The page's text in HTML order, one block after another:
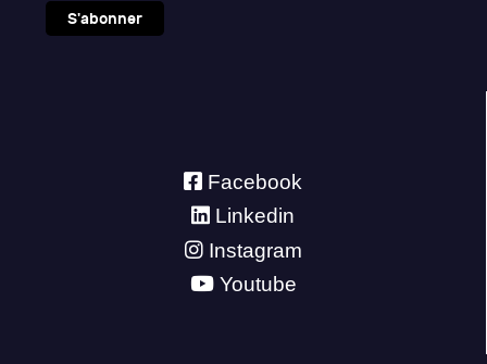
S'abonner
Facebook
Linkedin
Instagram
Youtube